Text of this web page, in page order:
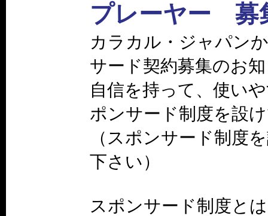
プレーヤー 募
カラカル・ジャパン
サード契約募集のお
自信を持って、使い
ポンサード制度を設
（スポンサード制度
下さい）
スポンサード制度と